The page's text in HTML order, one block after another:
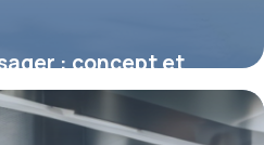
: concept et